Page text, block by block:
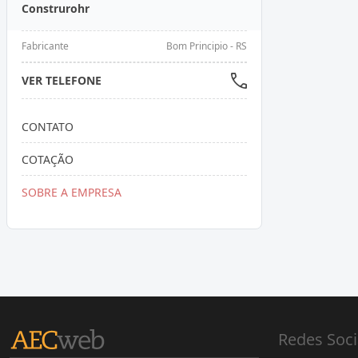
Construrohr
Fabricante Bom Principio - RS
VER TELEFONE
CONTATO
COTAÇÃO
SOBRE A EMPRESA
Redes